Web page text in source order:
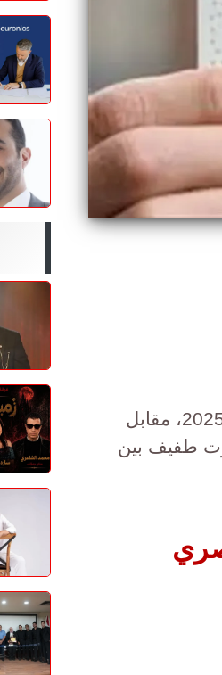
استقر سعر الجنيه الإسترليني منتصف تعاملات اليوم الإثنين 3 نوفمبر 2025، مقابل
طفيف بين